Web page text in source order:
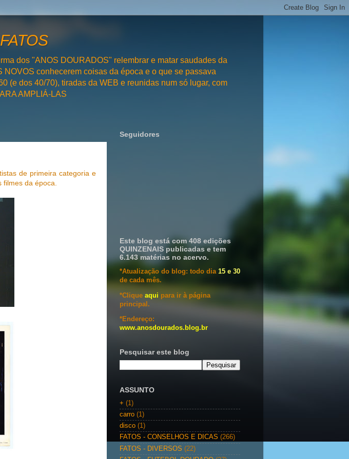
dos "ANOS DOURADOS" relembrar e matar saudades da
conhecerem coisas da época e o que se passava
(e dos 40/70), tiradas da WEB e reunidas num só lugar, com
AMPLIÁ-LAS
de primeira categoria e
filmes da época.
Seguidores
Este blog está com 408 edições
QUINZENAIS publicadas e tem
6.143 matérias no acervo.
*Atualização do blog: todo dia 15 e 30
de cada mês.
*Clique aqui para ir à página
principal.
*Endereço:
www.anosdourados.blog.br
Pesquisar este blog
ASSUNTO
+ (1)
carro (1)
disco (1)
FATOS - CONSELHOS E DICAS (266)
FATOS - DIVERSOS (22)